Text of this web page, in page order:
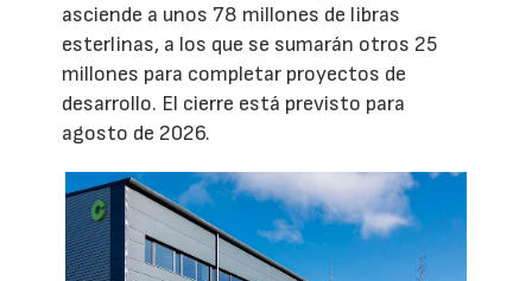
asciende a unos 78 millones de libras
esterlinas, a los que se sumarán otros 25
millones para completar proyectos de
desarrollo. El cierre está previsto para
agosto de 2026.